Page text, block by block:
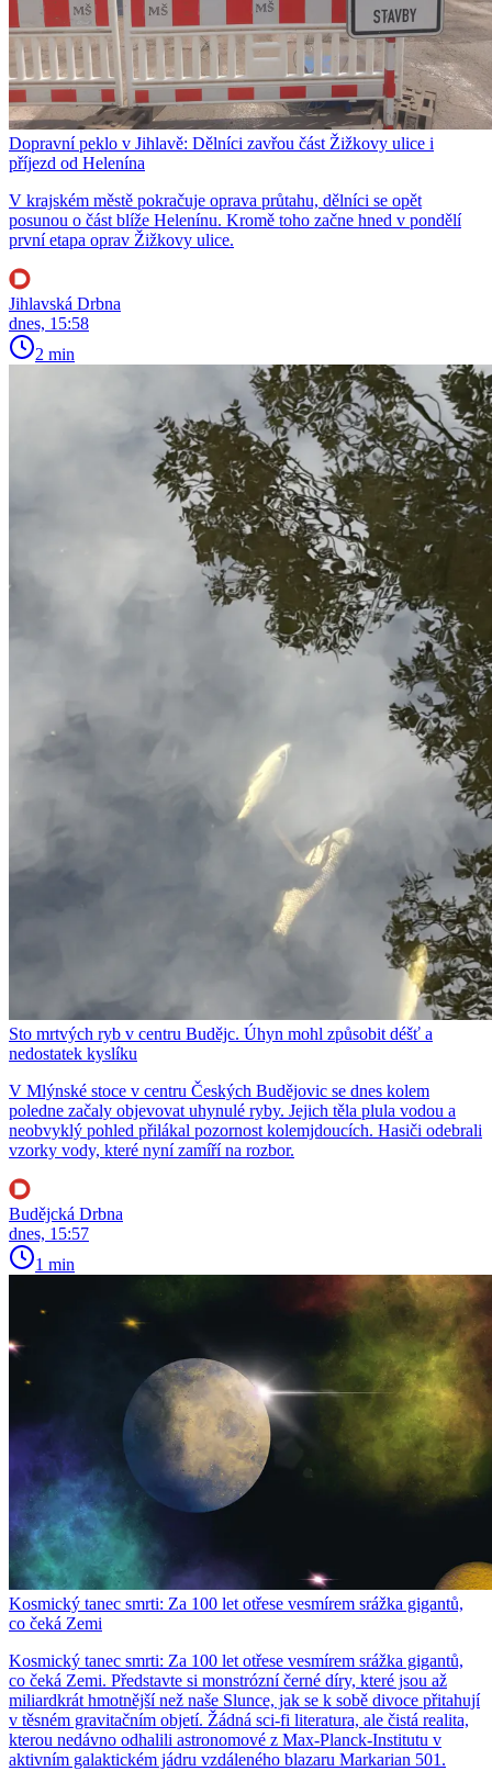
Dopravní peklo v Jihlavě: Dělníci zavřou část Žižkovy ulice i
příjezd od Helenína
V krajském městě pokračuje oprava průtahu, dělníci se opět
posunou o část blíže Helenínu. Kromě toho začne hned v pondělí
první etapa oprav Žižkovy ulice.
Jihlavská Drbna
dnes, 15:58
2 min
Sto mrtvých ryb v centru Budějc. Úhyn mohl způsobit déšť a
nedostatek kyslíku
V Mlýnské stoce v centru Českých Budějovic se dnes kolem
poledne začaly objevovat uhynulé ryby. Jejich těla plula vodou a
neobvyklý pohled přilákal pozornost kolemjdoucích. Hasiči odebrali
vzorky vody, které nyní zamíří na rozbor.
Budějcká Drbna
dnes, 15:57
1 min
Kosmický tanec smrti: Za 100 let otřese vesmírem srážka gigantů,
co čeká Zemi
Kosmický tanec smrti: Za 100 let otřese vesmírem srážka gigantů,
co čeká Zemi. Představte si monstrózní černé díry, které jsou až
miliardkrát hmotnější než naše Slunce, jak se k sobě divoce přitahují
v těsném gravitačním objetí. Žádná sci-fi literatura, ale čistá realita,
kterou nedávno odhalili astronomové z Max-Planck-Institutu v
aktivním galaktickém jádru vzdáleného blazaru Markarian 501.